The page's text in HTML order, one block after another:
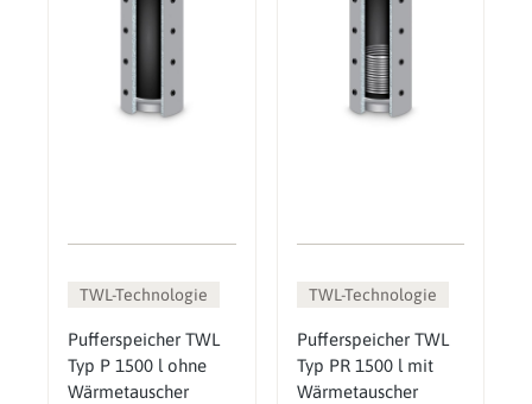
TWL-Technologie
Pufferspeicher TWL
Typ P 1500 l ohne
Wärmetauscher
TWL-Technologie
Pufferspeicher TWL
Typ PR 1500 l mit
Wärmetauscher